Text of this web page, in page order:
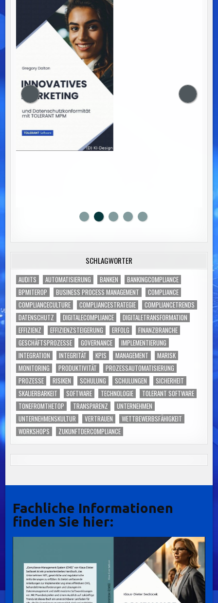
SCHLAGWÖRTER
AUDITS AUTOMATISIERUNG BANKEN
BANKINGCOMPLIANCE
BPMITEROP
BUSINESS PROCESS MANAGEMENT
COMPLIANCE
COMPLIANCECULTURE
COMPLIANCESTRATEGIE
COMPLIANCETRENDS
DATENSCHUTZ
DIGITALECOMPLIANCE
DIGITALETRANSFORMATION
EFFIZIENZ
EFFIZIENZSTEIGERUNG ERFOLG
FINANZBRANCHE
GESCHÄFTSPROZESSE
GOVERNANCE
IMPLEMENTIERUNG
INTEGRATION
INTEGRITÄT KPIS MANAGEMENT
MARISK
MONITORING
PRODUKTIVITÄT
PROZESSAUTOMATISIERUNG
PROZESSE
RISIKEN SCHULUNG SCHULUNGEN
SICHERHEIT
SKALIERBARKEIT
SOFTWARE TECHNOLOGIE
TOLERANT SOFTWARE
TONEFROMTHETOP
TRANSPARENZ
UNTERNEHMEN
UNTERNEHMENSKULTUR
VERTRAUEN
WETTBEWERBSFÄHIGKEIT
WORKSHOPS
ZUKUNFTDERCOMPLIANCE
Fachliche Informationen
finden Sie hier: